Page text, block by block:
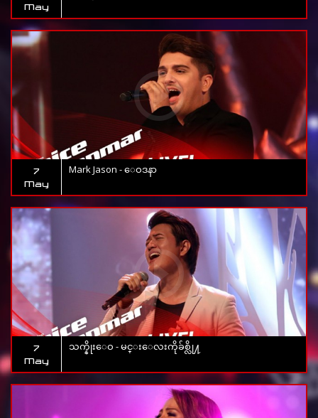
May
7
May
Mark Jason - ေဝဒနာ
7
May
သက္နိုးေဝ - မင္းေလးကိုခ်စ္လို႔